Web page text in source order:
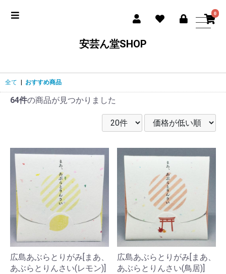
0
安芸ん堂SHOP
全て おすすめ商品
64件の商品が見つかりました
広島あぶらとりがみ[まあ、
あぶらとりんさい(レモン)]
広島あぶらとりがみ[まあ、
あぶらとりんさい(鳥居)]